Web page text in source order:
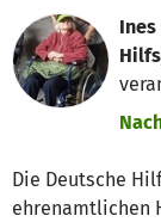
Die Deutsche
ehrenamtlichen